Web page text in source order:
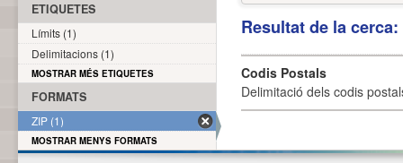
Resultat de la
Codis Postals
Delimitació dels codis
ETIQUETES
Límits (1)
Delimitacions (1)
MOSTRAR MÉS ETIQUETES
FORMATS
ZIP (1)
MOSTRAR MENYS FORMATS